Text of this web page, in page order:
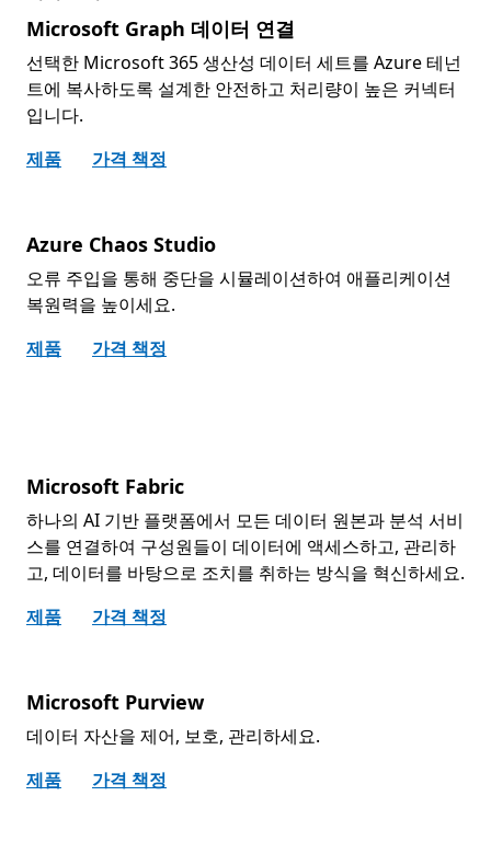
Microsoft Graph 데이터 연결
선택한 Microsoft 365 생산성 데이터 세트를 Azure 테넌
트에 복사하도록 설계한 안전하고 처리량이 높은 커넥터
입니다.
제품
가격 책정
Azure Chaos Studio
오류 주입을 통해 중단을 시뮬레이션하여 애플리케이션
복원력을 높이세요.
제품
가격 책정
Microsoft Fabric
하나의 AI 기반 플랫폼에서 모든 데이터 원본과 분석 서비
스를 연결하여 구성원들이 데이터에 액세스하고, 관리하
고, 데이터를 바탕으로 조치를 취하는 방식을 혁신하세요.
제품
가격 책정
Microsoft Purview
데이터 자산을 제어, 보호, 관리하세요.
제품
가격 책정